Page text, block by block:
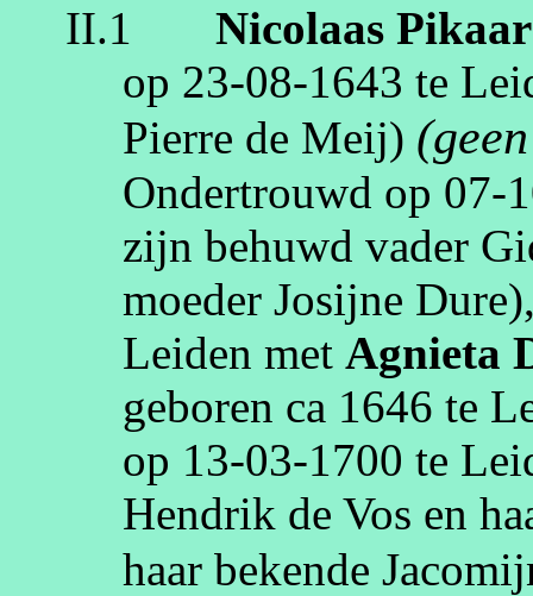
II.1 Nicolaas Pikaar
op 23‑08‑1643 te
Pierre de Meij)
Ondertrouwd op
zijn behuwd vader
moederJosijne Dure
Leiden metAgnieta
geboren ca 1646 te
op 13‑03‑1700 te
Hendrik de Vos en
haar bekende